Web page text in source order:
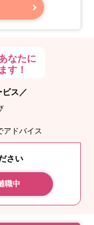
・実行までを一
なたに
す！
ビス／
アドバイス
さい
職中